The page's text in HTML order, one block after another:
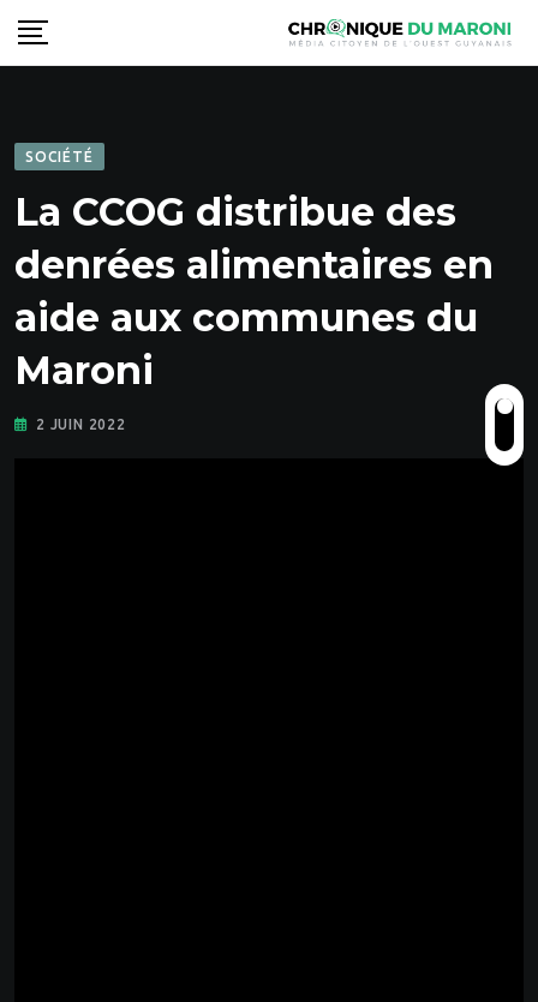
Skip
to
SOCIÉTÉ
La CCOG distribue des
denrées alimentaires en
aide aux communes du
Maroni
2 JUIN 2022